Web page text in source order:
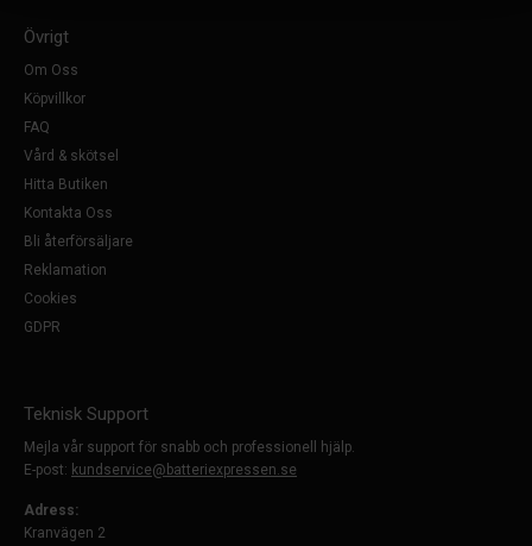
Övrigt
Om Oss
Köpvillkor
FAQ
Vård & skötsel
Hitta Butiken
Kontakta Oss
Bli återförsäljare
Reklamation
Cookies
GDPR
Teknisk Support
Mejla vår support för snabb och professionell hjälp.
E-post: kundservice@batteriexpressen.se
Adress:
Kranvägen 2